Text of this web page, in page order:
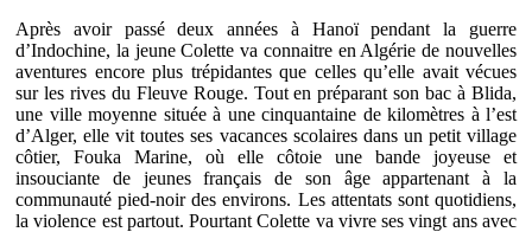
Après avoir passé deux années à Hanoï pendant la guerre
d’Indochine, la jeune Colette va connaitre en Algérie de nouvelles
aventures encore plus trépidantes que celles qu’elle avait vécues
sur les rives du Fleuve Rouge. Tout en préparant son bac à Blida,
une ville moyenne située à une cinquantaine de kilomètres à l’est
d’Alger, elle vit toutes ses vacances scolaires dans un petit village
côtier, Fouka Marine, où elle côtoie une bande joyeuse et
insouciante de jeunes français de son âge appartenant à la
communauté pied-noir des environs. Les attentats sont quotidiens,
la violence est partout. Pourtant Colette va vivre ses vingt ans avec